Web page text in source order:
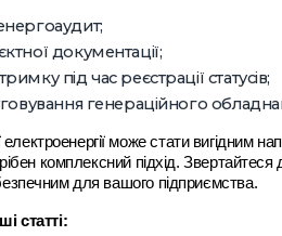
документації;
під час реєстрації статусів;
генераційного
може стати вигідним
комплексний підхід. Звертайтеся
для вашого підприємства.
статті: